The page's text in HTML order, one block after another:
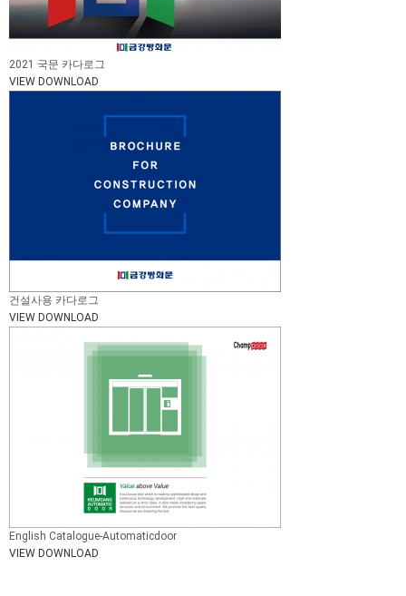
2021 국문 카다로그
VIEW DOWNLOAD
건설사용 카다로그
VIEW DOWNLOAD
English Catalogue-Automaticdoor
VIEW DOWNLOAD